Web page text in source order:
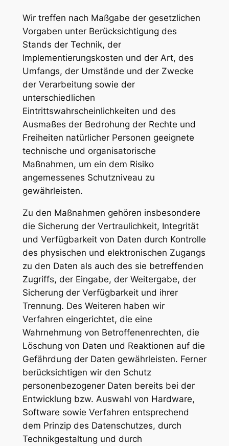
Wir treffen nach Maßgabe der gesetzlichen
Vorgaben unter Berücksichtigung des
Stands der Technik, der
Implementierungskosten und der Art, des
Umfangs, der Umstände und der Zwecke
der Verarbeitung sowie der
unterschiedlichen
Eintrittswahrscheinlichkeiten und des
Ausmaßes der Bedrohung der Rechte und
Freiheiten natürlicher Personen geeignete
technische und organisatorische
Maßnahmen, um ein dem Risiko
angemessenes Schutzniveau zu
gewährleisten.
Zu den Maßnahmen gehören insbesondere
die Sicherung der Vertraulichkeit, Integrität
und Verfügbarkeit von Daten durch Kontrolle
des physischen und elektronischen Zugangs
zu den Daten als auch des sie betreffenden
Zugriffs, der Eingabe, der Weitergabe, der
Sicherung der Verfügbarkeit und ihrer
Trennung. Des Weiteren haben wir
Verfahren eingerichtet, die eine
Wahrnehmung von Betroffenenrechten, die
Löschung von Daten und Reaktionen auf die
Gefährdung der Daten gewährleisten. Ferner
berücksichtigen wir den Schutz
personenbezogener Daten bereits bei der
Entwicklung bzw. Auswahl von Hardware,
Software sowie Verfahren entsprechend
dem Prinzip des Datenschutzes, durch
Technikgestaltung und durch